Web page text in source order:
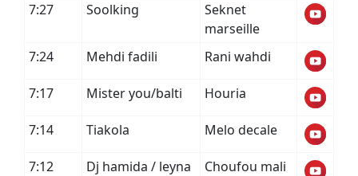
7:27 Soolking
Seknet
marseille
7:24
Mehdi fadili Rani wahdi
7:17 Mister you/balti Houria
7:14 Tiakola Melo decale
7:12
Dj hamida / leyna
Choufou mali